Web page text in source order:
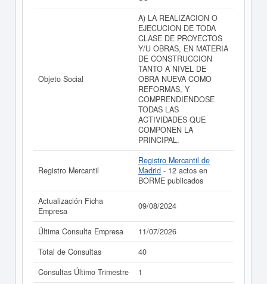
balances y cuentas de resultados disponibles.
La última actualización del informe de empresa se ha
realizado el 09/08/2024.
Objeto Social
A) LA REALIZACION O
EJECUCION DE TODA
CLASE DE PROYECTOS
Y/U OBRAS, EN MATERIA
DE CONSTRUCCION
TANTO A NIVEL DE
OBRA NUEVA COMO
REFORMAS, Y
COMPRENDIENDOSE
TODAS LAS
ACTIVIDADES QUE
COMPONEN LA
PRINCIPAL.
Registro Mercantil
Registro Mercantil de
Madrid - 12 actos en
BORME publicados
Actualización Ficha
Empresa
09/08/2024
Última Consulta Empresa
11/07/2026
Total de Consultas
40
Consultas Último Trimestre
1